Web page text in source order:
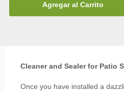
Agregar al Carrito
Cleaner and Sealer for Patio
Once you have installed a